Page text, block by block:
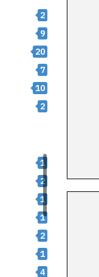
2
9
20
7
10
2
1
2
1
1
2
1
4